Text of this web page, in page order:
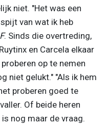
niet. "Het was een
van wat ik heb
. Sinds die overtreding,
en Carcela elkaar
op te nemen
niet gelukt." "Als ik hem
proberen goed te
Of beide heren
nog maar de vraag.